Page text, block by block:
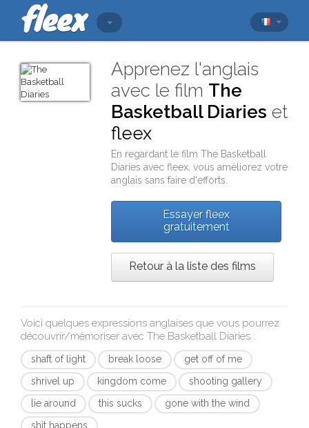
Apprenez l'anglais
avec le film The
Basketball Diaries et
fleex
En regardant le filmThe Basketball
Diaries avecfleex , vous améliorez votre
anglais sans faire d'efforts.
Essayer fleex
gratuitement
Retour à la liste des films
Voici quelques expressions anglaises que vous pourrez
découvrir/mémoriser avec The Basketball Diaries :
shaft of light break loose
get off of me
shrivel up
kingdom come
shooting gallery
lie around
this sucks
gone with the wind
shit happens